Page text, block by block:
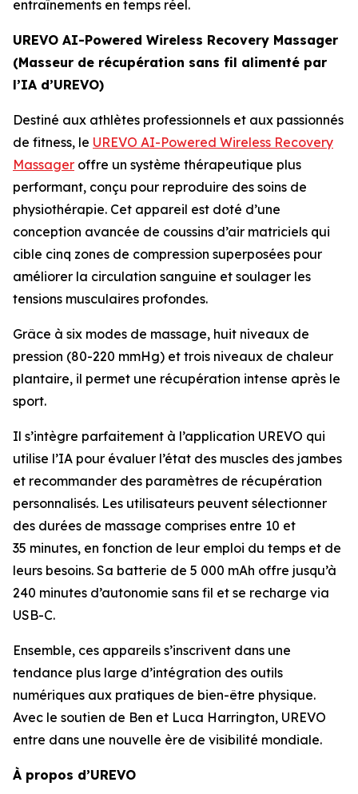
entraînements en temps réel.
UREVO AI-Powered Wireless Recovery Massager
(Masseur de récupération sans fil alimenté par
l’IA d’UREVO)
Destiné aux athlètes professionnels et aux passionnés
de fitness, le UREVO AI-Powered Wireless Recovery
Massager offre un système thérapeutique plus
performant, conçu pour reproduire des soins de
physiothérapie. Cet appareil est doté d’une
conception avancée de coussins d’air matriciels qui
cible cinq zones de compression superposées pour
améliorer la circulation sanguine et soulager les
tensions musculaires profondes.
Grâce à six modes de massage, huit niveaux de
pression (80-220 mmHg) et trois niveaux de chaleur
plantaire, il permet une récupération intense après le
sport.
Il s’intègre parfaitement à l’application UREVO qui
utilise l’IA pour évaluer l’état des muscles des jambes
et recommander des paramètres de récupération
personnalisés. Les utilisateurs peuvent sélectionner
des durées de massage comprises entre 10 et
35 minutes, en fonction de leur emploi du temps et de
leurs besoins. Sa batterie de 5 000 mAh offre jusqu’à
240 minutes d’autonomie sans fil et se recharge via
USB-C.
Ensemble, ces appareils s’inscrivent dans une
tendance plus large d’intégration des outils
numériques aux pratiques de bien-être physique.
Avec le soutien de Ben et Luca Harrington, UREVO
entre dans une nouvelle ère de visibilité mondiale.
À propos d’UREVO